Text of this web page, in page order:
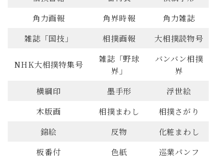
角力画報
角界時報
角力雑誌
雑誌「国技」
相撲画報 大相撲読物号
NHK大相撲特集号
雑誌「野球
界」
バンバン相撲
界
横綱印
墨手形
浮世絵
木版画
相撲まわし
相撲さがり
錦絵
反物
化粧まわし
板番付
色紙
巡業パンフ